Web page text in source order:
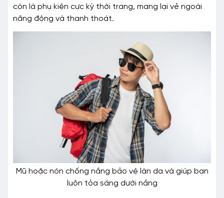
còn là phụ kiện cực kỳ thời trang, mang lại vẻ ngoài
năng động và thanh thoát.
Mũ hoặc nón chống nắng bảo vệ làn da và giúp bạn
luôn tỏa sáng dưới nắng